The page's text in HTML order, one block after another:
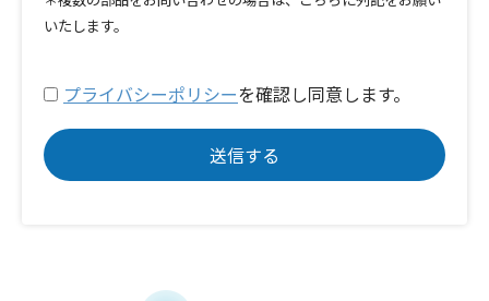
いたします。
プライバシーポリシーを確認し同意します。